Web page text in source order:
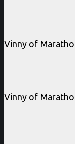
Vinny of
Vinny of